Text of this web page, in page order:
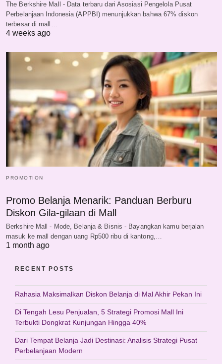
The Berkshire Mall - Data terbaru dari Asosiasi Pengelola Pusat
Perbelanjaan Indonesia (APPBI) menunjukkan bahwa 67% diskon
terbesar di mall…
4 weeks ago
PROMOTION
Promo Belanja Menarik: Panduan Berburu
Diskon Gila-gilaan di Mall
Berkshire Mall - Mode, Belanja & Bisnis - Bayangkan kamu berjalan
masuk ke mall dengan uang Rp500 ribu di kantong,…
1 month ago
RECENT POSTS
Rahasia Maksimalkan Diskon Belanja di Mal Akhir Pekan Ini
Di Tengah Lesu Penjualan, 5 Strategi Promosi Mall Ini
Terbukti Dongkrat Kunjungan Hingga 40%
Dari Tempat Belanja Jadi Destinasi: Analisis Strategi Pusat
Perbelanjaan Modern